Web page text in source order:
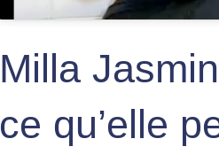
Milla
ce qu’elle